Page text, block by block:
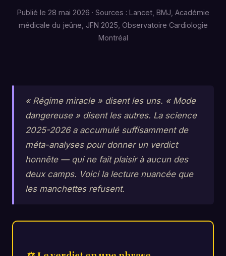
Publié le 28 mai 2026 · Sources : Lancet, BMJ, Académie
médicale du jeûne, JFN 2025, Observatoire Cardiologie
Montréal
« Régime miracle » disent les uns. « Mode
dangereuse » disent les autres. La science
2025-2026 a accumulé suffisamment de
méta-analyses pour donner un verdict
honnête — qui ne fait plaisir à aucun des
deux camps. Voici la lecture nuancée que
les manchettes refusent.